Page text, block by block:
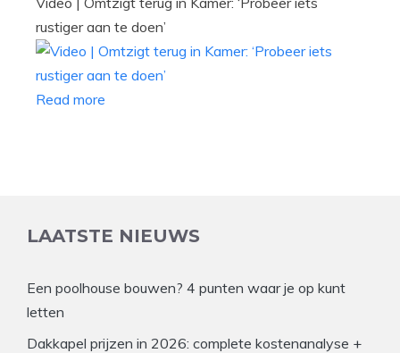
rustiger aan te doen’
Read more
LAATSTE NIEUWS
Een poolhouse bouwen? 4 punten waar je op kunt
letten
Dakkapel prijzen in 2026: complete kostenanalyse +